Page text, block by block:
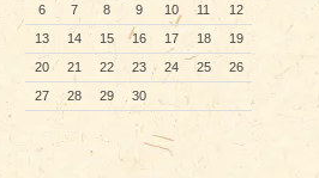
6
7 8 9 10 11
12
13
14 15 16 17 18
19
20
21 22 23 24 25
26
27
28 29 30